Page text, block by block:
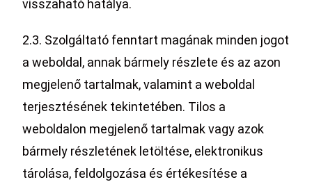
visszaható hatálya.
2.3. Szolgáltató fenntart magának minden jogot
a weboldal, annak bármely részlete és az azon
megjelenő tartalmak, valamint a weboldal
terjesztésének tekintetében. Tilos a
weboldalon megjelenő tartalmak vagy azok
bármely részletének letöltése, elektronikus
tárolása, feldolgozása és értékesítése a